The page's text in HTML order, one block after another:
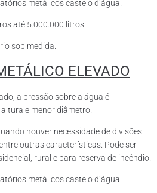
metálicos castelo d’água.
até 5.000.000 litros.
sob medida.
ELEVADO
a pressão sobre a água é
e menor diâmetro.
houver necessidade de divisões
outras características. Pode ser
rural e para reserva de incêndio.
metálicos castelo d’água.